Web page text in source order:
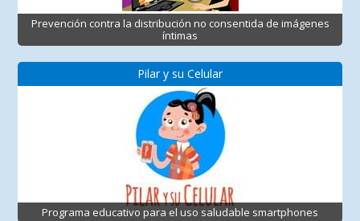
Prevención contra la distribución no consentida de imágenes
íntimas
Pilar y su Celular
Programa educativo para el uso saludable smartphones